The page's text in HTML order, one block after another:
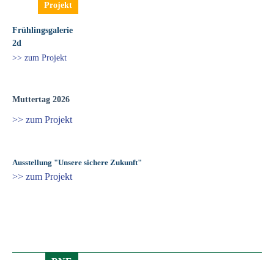
Projekt
Frühlingsgalerie
2d
>> zum Projekt
Muttertag 2026
>> zum Projekt
Ausstellung "Unsere sichere Zukunft"
>> zum Projekt